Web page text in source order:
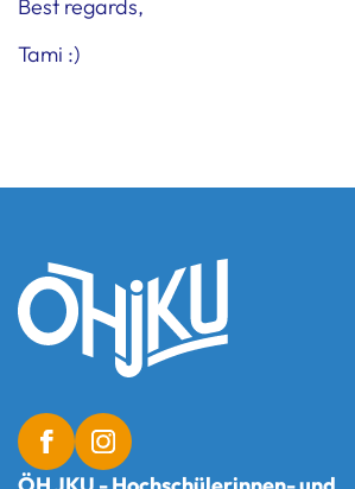
Best regards,
Tami :)